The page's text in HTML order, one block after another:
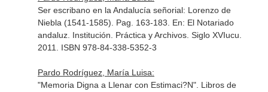
Ser escribano en la Andalucía señorial: Lorenzo de
Niebla (1541-1585). Pag. 163-183. En: El Notariado
andaluz. Institución. Práctica y Archivos. Siglo XVIucu
2011. ISBN 978-84-338-5352-3
Pardo Rodríguez, María Luisa:
"Memoria Digna a Llenar con Estimaci?N". Libros de